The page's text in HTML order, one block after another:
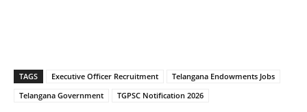
TAGS Executive Officer Recruitment
Telangana Endowments Jobs
Telangana Government
TGPSC Notification 2026